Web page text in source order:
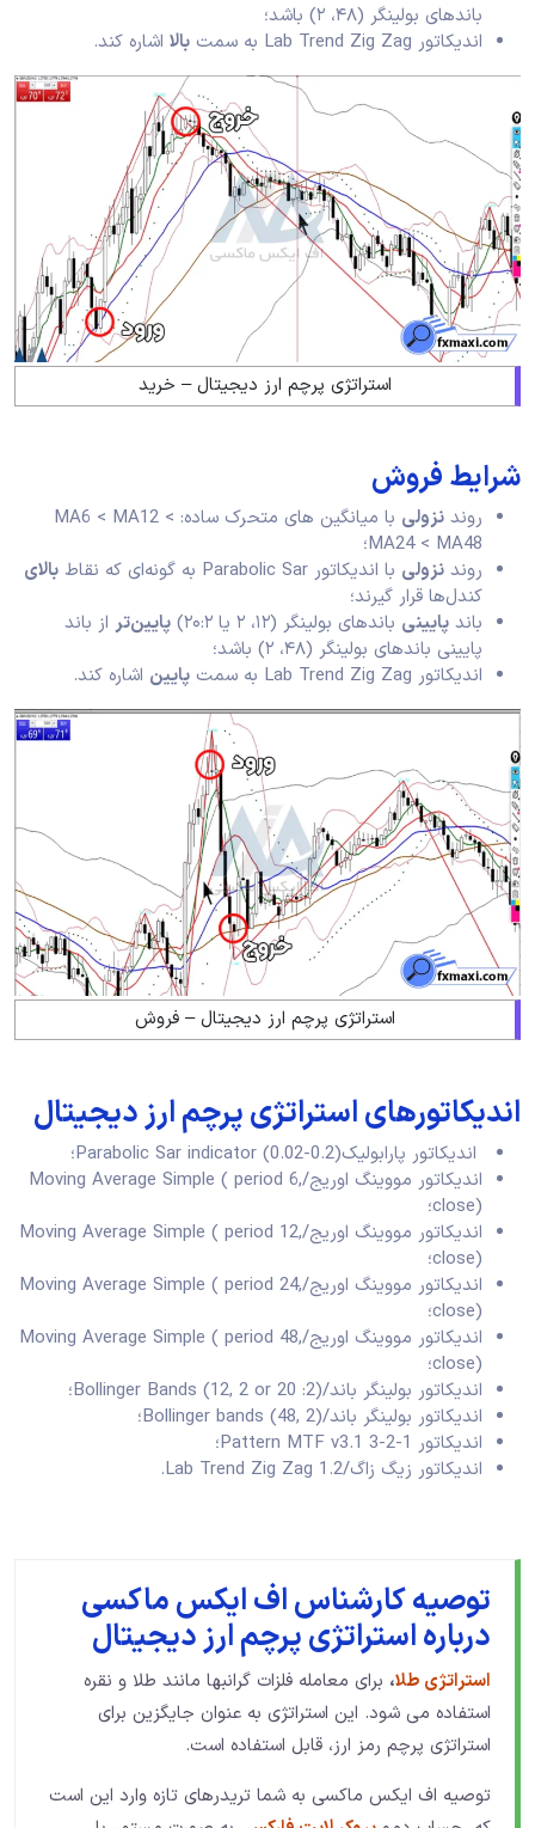
باندهای بولینگر (۴۸، ۲) باشد؛
اندیکاتور Lab Trend Zig Zag به سمت
بالا اشاره کند.
استراتژی پرچم ارز دیجیتال – خرید
شرایط فروش
روند نزولی
با میانگین‌ های متحرک ساده: MA6 < MA12 <
MA24 < MA48؛
روند نزولی با اندیکاتور Parabolic Sar به گونه‌ای که نقاط
بالای
کندل‌ها قرار گیرند؛
باند پایینی باندهای بولینگر (۱۲، ۲ یا ۲۰:۲) پایین‌تر از باند
پایینی باندهای بولینگر (۴۸، ۲) باشد؛
اندیکاتور Lab Trend Zig Zag به سمت
پایین اشاره کند.
استراتژی پرچم ارز دیجیتال – فروش
اندیکاتورهای استراتژی پرچم ارز دیجیتال
اندیکاتور پارابولیکParabolic Sar indicator (0.02-0.2)؛
اندیکاتور مووینگ اوریج/Moving Average Simple ( period 6,
close)؛
اندیکاتور مووینگ اوریج/Moving Average Simple ( period 12,
close)؛
اندیکاتور مووینگ اوریج/Moving Average Simple ( period 24,
close)؛
اندیکاتور مووینگ اوریج/Moving Average Simple ( period 48,
close)؛
اندیکاتور بولینگر باند/Bollinger Bands (12, 2 or 20 :2)؛
اندیکاتور بولینگر باند/Bollinger bands (48, 2)؛
اندیکاتور 1-2-3 Pattern MTF v3.1؛
اندیکاتور زیگ زاگ/Lab Trend Zig Zag 1.2.
توصیه کارشناس اف ایکس ماکسی
درباره استراتژی پرچم ارز دیجیتال
استراتژی طلا، برای معامله فلزات گرانبها مانند طلا و نقره
استفاده می شود. این استراتژی به عنوان جایگزین برای
استراتژی پرچم رمز ارز، قابل استفاده است.
توصیه اف ایکس ماکسی به شما تریدرهای تازه وارد این است